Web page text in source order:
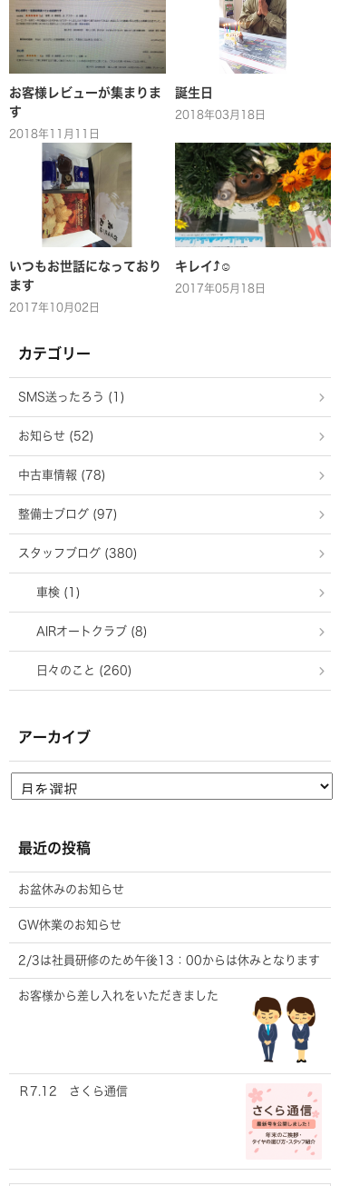
お客様レビューが集まりま
す
2018年11月11日
誕生日
2018年03月18日
いつもお世話になっており
ます
2017年10月02日
キレイ⤴☺
2017年05月18日
カテゴリー
SMS送ったろう (1)
お知らせ (52)
中古車情報 (78)
整備士ブログ (97)
スタッフブログ (380)
車検 (1)
AIRオートクラブ (8)
日々のこと (260)
アーカイブ
最近の投稿
お盆休みのお知らせ
GW休業のお知らせ
2/3は社員研修のため午後13：00からは休みとなります
お客様から差し入れをいただきました
Ｒ7.12 さくら通信